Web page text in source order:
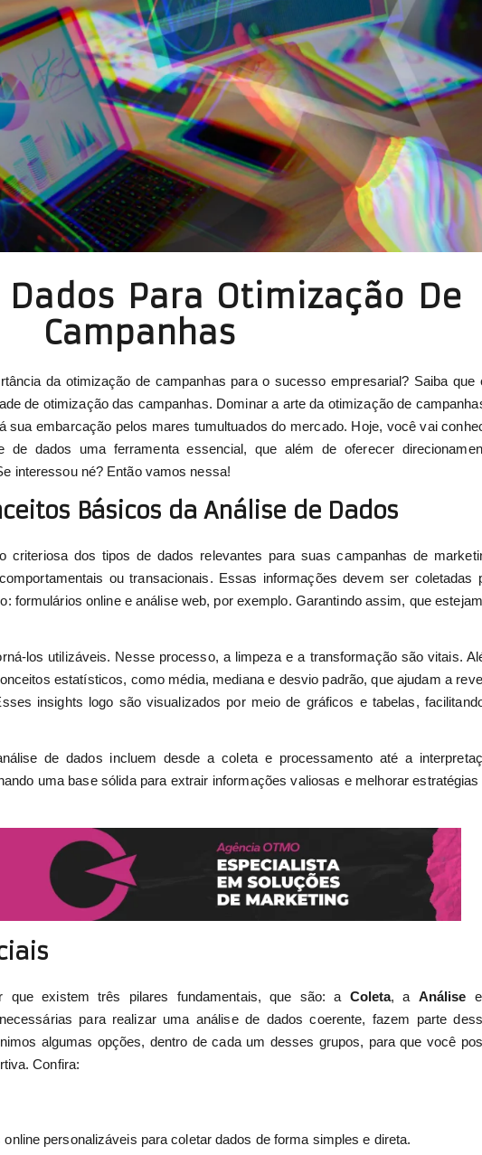
Para Otimização De
Campanhas
da otimização de campanhas para o sucesso empresarial? Saiba que
de otimização das campanhas. Dominar a arte da otimização de
sua embarcação pelos mares tumultuados do mercado. Hoje, você vai
dados uma ferramenta essencial, que além de oferecer
interessou né? Então vamos nessa!
Básicos da Análise de Dados
criteriosa dos tipos de dados relevantes para suas campanhas de
ou transacionais. Essas informações devem ser coletadas
formulários online e análise web, por exemplo. Garantindo assim, que
los utilizáveis. Nesse processo, a limpeza e a transformação são vitais.
estatísticos, como média, mediana e desvio padrão, que ajudam a
insights logo são visualizados por meio de gráficos e tabelas,
de dados incluem desde a coleta e processamento até a
uma base sólida para extrair informações valiosas e melhorar estratégias
que existem três pilares fundamentais, que são: a Coleta, a Análise
para realizar uma análise de dados coerente, fazem parte
algumas opções, dentro de cada um desses grupos, para que você
Confira:
personalizáveis para coletar dados de forma simples e direta.